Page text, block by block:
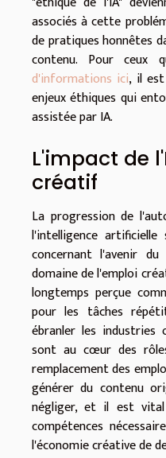
associés à cette
de pratiques honnêtes
contenu. Pour ceux
d'informations ici, il
enjeux éthiques qui
assistée par IA.
L'impact de
créatif
La progression de
l'intelligence artificielle
concernant l'avenir
domaine de l'emploi
longtemps perçue
pour les tâches
ébranler les
sont au cœur des
remplacement des
générer du contenu
négliger, et il est
compétences
l'économie créative de